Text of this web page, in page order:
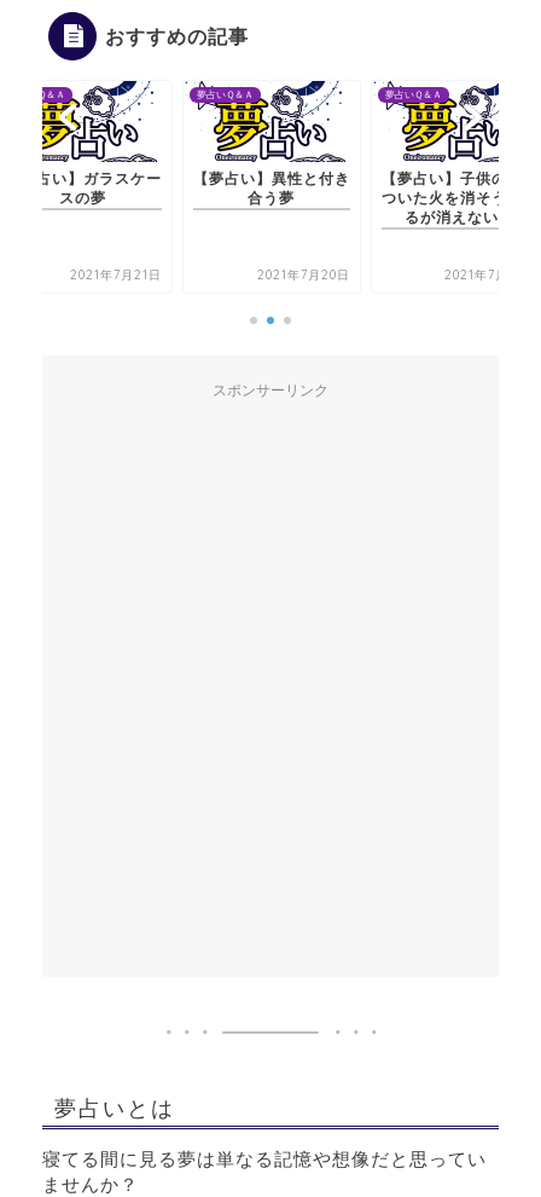
おすすめの記事
夢占いＱ＆Ａ
【夢占い】ガラスケー
スの夢
2021年7月21日
夢占いＱ＆Ａ
【夢占い】異性と付き
合う夢
2021年7月20日
夢占いＱ＆Ａ
【夢占い】子供の手に
ついた火を消そうとす
るが消えない夢
2021年7月22日
スポンサーリンク
夢占いとは
寝てる間に見る夢は単なる記憶や想像だと思ってい
ませんか？